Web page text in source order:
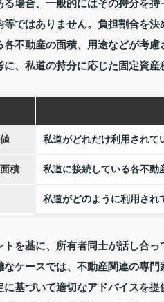
る場合、一般的にはその持分を
等ではありません。負担割合を
不動産の面積、用途などが考慮
に、私道の持分に応じた固定資
私道がどれだけ利用されて
積 私道に接続している各不動
私道がどのように利用され
トを基に、所有者同士が話し合
なケースでは、不動産関連の専
に基づいて適切なアドバイスを提